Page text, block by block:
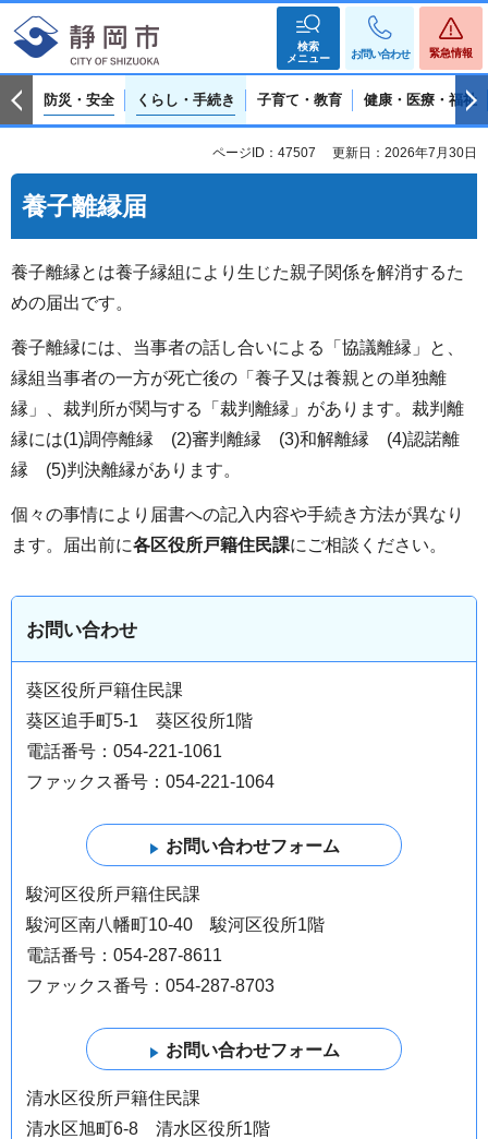
検索
メニュー
お問い合わせ 緊急情報
防災・安全 くらし・手続き 子育て・教育 健康・医療・福祉
ページID：47507 更新日：2026年7月30日
養子離縁届
養子離縁とは養子縁組により生じた親子関係を解消するた
めの届出です。
養子離縁には、当事者の話し合いによる「協議離縁」と、
縁組当事者の一方が死亡後の「養子又は養親との単独離
縁」、裁判所が関与する「裁判離縁」があります。裁判離
縁には(1)調停離縁 (2)審判離縁 (3)和解離縁 (4)認諾離
縁 (5)判決離縁があります。
個々の事情により届書への記入内容や手続き方法が異なり
ます。届出前に各区役所戸籍住民課にご相談ください。
お問い合わせ
葵区役所戸籍住民課
葵区追手町5-1 葵区役所1階
電話番号：054-221-1061
ファックス番号：054-221-1064
駿河区役所戸籍住民課
駿河区南八幡町10-40 駿河区役所1階
電話番号：054-287-8611
ファックス番号：054-287-8703
清水区役所戸籍住民課
清水区旭町6-8 清水区役所1階